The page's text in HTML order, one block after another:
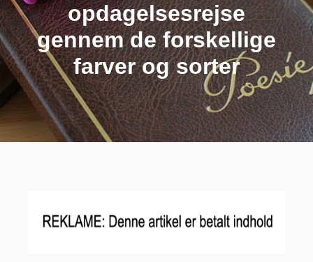
opdagelsesrejse
gennem de forskellige
farver og sorter